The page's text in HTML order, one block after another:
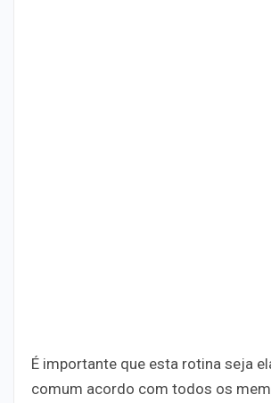
É importante que esta rotina seja
comum acordo com todos os